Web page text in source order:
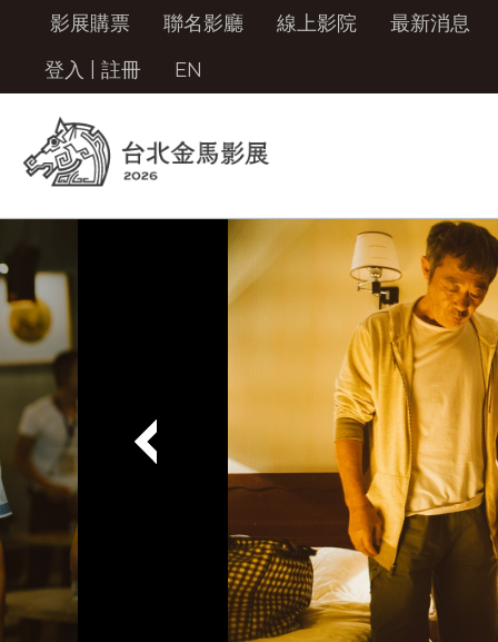
影展購票 聯名影廳 線上影院
最新消息
登入
註冊 EN